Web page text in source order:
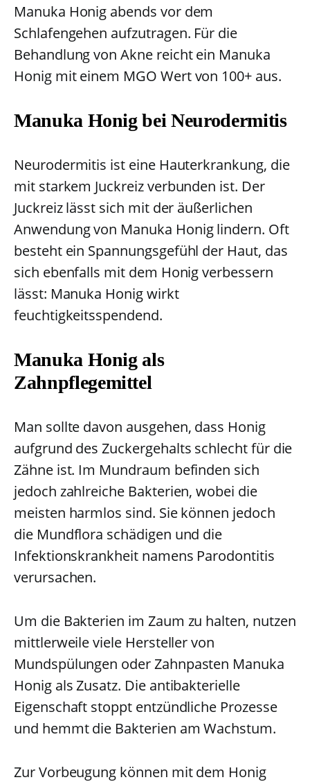
Manuka Honig abends vor dem
Schlafengehen aufzutragen. Für die
Behandlung von Akne reicht ein Manuka
Honig mit einem MGO Wert von 100+ aus.
Manuka Honig bei Neurodermitis
Neurodermitis ist eine Hauterkrankung, die
mit starkem Juckreiz verbunden ist. Der
Juckreiz lässt sich mit der äußerlichen
Anwendung von Manuka Honig lindern. Oft
besteht ein Spannungsgefühl der Haut, das
sich ebenfalls mit dem Honig verbessern
lässt: Manuka Honig wirkt
feuchtigkeitsspendend.
Manuka Honig als
Zahnpflegemittel
Man sollte davon ausgehen, dass Honig
aufgrund des Zuckergehalts schlecht für die
Zähne ist. Im Mundraum befinden sich
jedoch zahlreiche Bakterien, wobei die
meisten harmlos sind. Sie können jedoch
die Mundflora schädigen und die
Infektionskrankheit namens Parodontitis
verursachen.
Um die Bakterien im Zaum zu halten, nutzen
mittlerweile viele Hersteller von
Mundspülungen oder Zahnpasten Manuka
Honig als Zusatz. Die antibakterielle
Eigenschaft stoppt entzündliche Prozesse
und hemmt die Bakterien am Wachstum.
Zur Vorbeugung können mit dem Honig